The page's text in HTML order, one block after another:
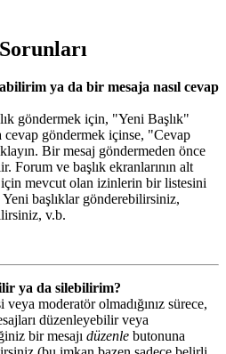
ya da bir mesaja nasıl cevap
göndermek için, "Yeni Başlık"
cevap göndermek içinse, "Cevap
Bir mesaj göndermeden önce
Forum ve başlık ekranlarının alt
için mevcut olan izinlerin bir listesini
başlıklar gönderebilirsiniz,
v.b.
ya da silebilirim?
moderatör olmadığınız sürece,
düzenleyebilir veya
bir mesajı düzenle butonuna